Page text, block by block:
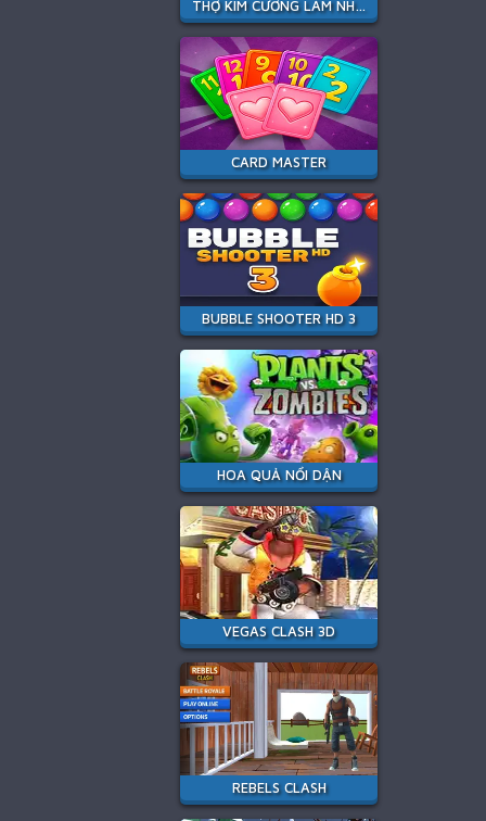
THỢ KIM CƯƠNG LÀM NHIỆM VỤ
CARD MASTER
BUBBLE SHOOTER HD 3
HOA QUẢ NỔI DẬN
VEGAS CLASH 3D
REBELS CLASH